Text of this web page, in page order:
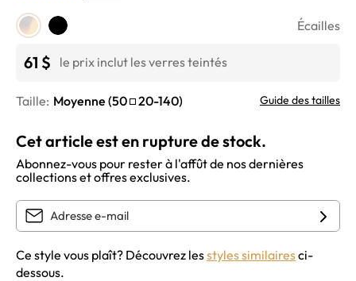
Écailles
61 $ le prix inclut les verres teintés
Taille: Moyenne (50 20-140) Guide des tailles
Cet article est en rupture de stock.
Abonnez-vous pour rester à l'affût de nos dernières
collections et offres exclusives.
Ce style vous plaît? Découvrez lesstyles similairesci-
dessous.